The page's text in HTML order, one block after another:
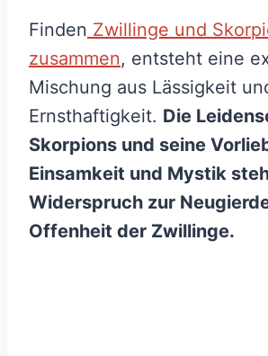
Finden Zwillinge und
zusammen, entsteht eine
Mischung aus Lässigkeit
Ernsthaftigkeit. Die
Skorpions und seine
Einsamkeit und Mystik
Widerspruch zur
Offenheit der Zwillinge.